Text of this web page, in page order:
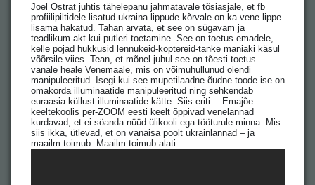
Joel Ostrat juhtis tähelepanu jahmatavale tõsiasjale, et fb
profiilipiltidele lisatud ukraina lippude kõrvale on ka vene lippe
lisama hakatud. Tahan arvata, et see on sügavam ja
teadlikum akt kui putleri toetamine. See on toetus emadele,
kelle pojad hukkusid lennukeid-koptereid-tanke maniaki käsul
võõrsile viies. Tean, et mõnel juhul see on tõesti toetus
vanale heale Venemaale, mis on võimuhullunud olendi
manipuleeritud. Isegi kui see mupetilaadne õudne toode ise on
omakorda illuminaatide manipuleeritud ning sehkendab
euraasia küllust illuminaatide kätte. Siis eriti… Emajõe
keeltekoolis per-ZOOM eesti keelt õppivad venelannad
kurdavad, et ei söanda nüüd ülikooli ega tööturule minna. Mis
siis ikka, ütlevad, et on vanaisa poolt ukrainlannad – ja
maailm toimub. Maailm toimub alati.